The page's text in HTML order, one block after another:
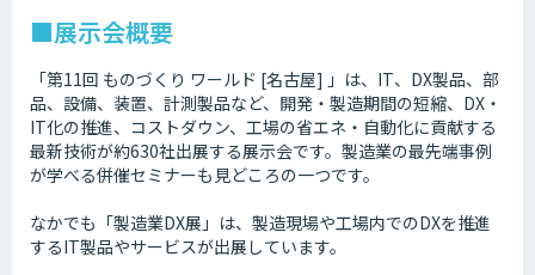
■展示会概要
「第11回 ものづくり ワールド [名古屋] 」は、IT、DX製品、部
品、設備、装置、計測製品など、開発・製造期間の短縮、DX・
IT化の推進、コストダウン、工場の省エネ・自動化に貢献する
最新技術が約630社出展する展示会です。製造業の最先端事例
が学べる併催セミナーも見どころの一つです。
なかでも「製造業DX展」は、製造現場や工場内でのDXを推進
するIT製品やサービスが出展しています。